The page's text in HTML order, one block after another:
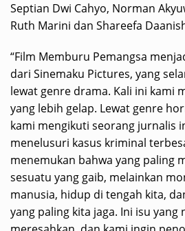
Septian Dwi Cahyo, Norman
Ruth Marini dan Shareefa
“Film Memburu Pemangsa
dari Sinemaku Pictures, yang
lewat genre drama. Kali ini kami
yang lebih gelap. Lewat genre
kami mengikuti seorang jurnalis
menelusuri kasus kriminal
menemukan bahwa yang paling
sesuatu yang gaib, melainkan
manusia, hidup di tengah kita,
yang paling kita jaga. Ini isu yang